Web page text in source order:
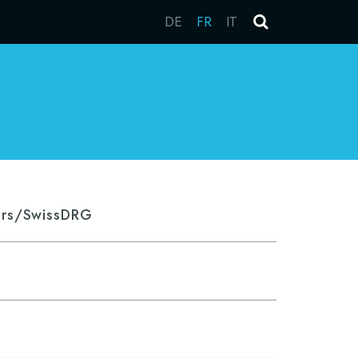
DE FR IT
SwissDRG